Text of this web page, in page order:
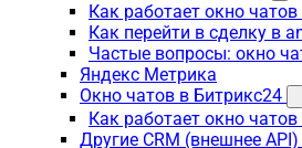
Как работает окно чатов
Как перейти в сделку в
Частые вопросы: окно
Яндекс Метрика
Окно чатов в Битрикс24
Как работает окно
Другие CRM (внешнее API)